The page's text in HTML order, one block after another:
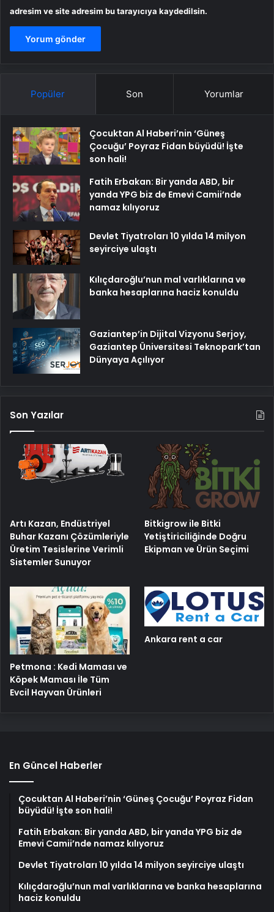
adresim ve site adresim bu tarayıcıya kaydedilsin.
Popüler Son Yorumlar
Çocuktan Al Haberi’nin ‘Güneş
Çocuğu’ Poyraz Fidan büyüdü! İşte
son hali!
Fatih Erbakan: Bir yanda ABD, bir
yanda YPG biz de Emevi Camii’nde
namaz kılıyoruz
Devlet Tiyatroları 10 yılda 14 milyon
seyirciye ulaştı
Kılıçdaroğlu’nun mal varlıklarına ve
banka hesaplarına haciz konuldu
Gaziantep’in Dijital Vizyonu Serjoy,
Gaziantep Üniversitesi Teknopark’tan
Dünyaya Açılıyor
Son Yazılar
Artı Kazan, Endüstriyel
Buhar Kazanı Çözümleriyle
Üretim Tesislerine Verimli
Sistemler Sunuyor
Bitkigrow ile Bitki
Yetiştiriciliğinde Doğru
Ekipman ve Ürün Seçimi
Petmona : Kedi Maması ve
Köpek Maması İle Tüm
Evcil Hayvan Ürünleri
Ankara rent a car
En Güncel Haberler
Çocuktan Al Haberi’nin ‘Güneş Çocuğu’ Poyraz Fidan
büyüdü! İşte son hali!
Fatih Erbakan: Bir yanda ABD, bir yanda YPG biz de
Emevi Camii’nde namaz kılıyoruz
Devlet Tiyatroları 10 yılda 14 milyon seyirciye ulaştı
Kılıçdaroğlu’nun mal varlıklarına ve banka hesaplarına
haciz konuldu